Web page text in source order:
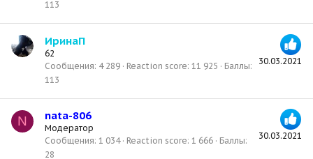
113
30.03.2021
ИринаП
62
Сообщения 4 289 Reaction score 11 925
Баллы
113
N
30.03.2021
nata-806
Модератор
Сообщения 1 034 Reaction score 1 666
Баллы
28